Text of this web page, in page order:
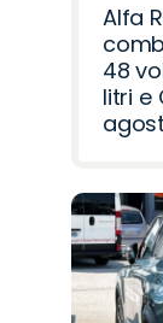
Alfa
48
litri e